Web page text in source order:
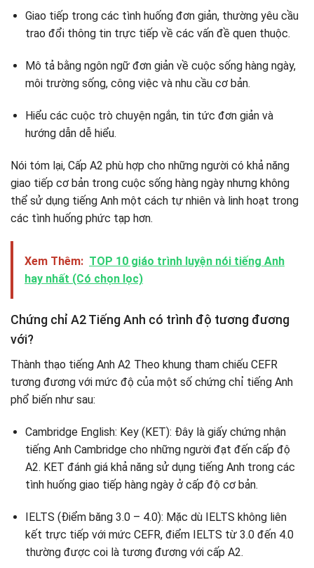
Giao tiếp trong các tình huống đơn giản, thường yêu cầu
trao đổi thông tin trực tiếp về các vấn đề quen thuộc.
Mô tả bằng ngôn ngữ đơn giản về cuộc sống hàng ngày,
môi trường sống, công việc và nhu cầu cơ bản.
Hiểu các cuộc trò chuyện ngắn, tin tức đơn giản và
hướng dẫn dễ hiểu.
Nói tóm lại, Cấp A2 phù hợp cho những người có khả năng
giao tiếp cơ bản trong cuộc sống hàng ngày nhưng không
thể sử dụng tiếng Anh một cách tự nhiên và linh hoạt trong
các tình huống phức tạp hơn.
Xem Thêm: TOP 10 giáo trình luyện nói tiếng Anh
hay nhất (Có chọn lọc)
Chứng chỉ A2 Tiếng Anh có trình độ tương đương
với?
Thành thạo tiếng Anh A2 Theo khung tham chiếu CEFR
tương đương với mức độ của một số chứng chỉ tiếng Anh
phổ biến như sau:
Cambridge English: Key (KET): Đây là giấy chứng nhận
tiếng Anh Cambridge cho những người đạt đến cấp độ
A2. KET đánh giá khả năng sử dụng tiếng Anh trong các
tình huống giao tiếp hàng ngày ở cấp độ cơ bản.
IELTS (Điểm băng 3.0 – 4.0): Mặc dù IELTS không liên
kết trực tiếp với mức CEFR, điểm IELTS từ 3.0 đến 4.0
thường được coi là tương đương với cấp A2.